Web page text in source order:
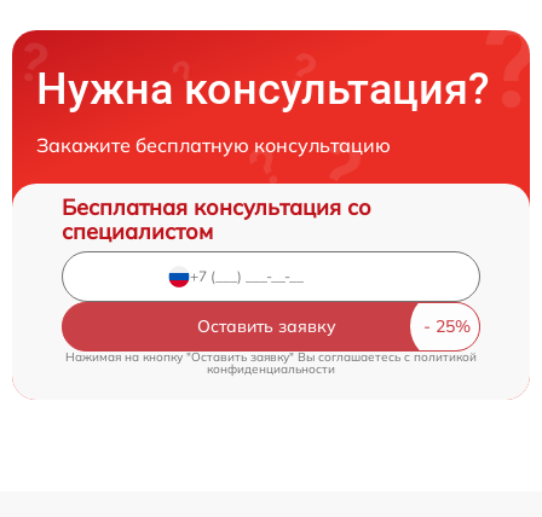
Нужна консультация?
Закажите бесплатную консультацию
Бесплатная консультация со
специалистом
Оставить заявку
Нажимая на кнопку "Оставить заявку" Вы соглашаетесь cполитикой
конфиденциальности